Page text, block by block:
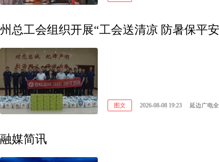
州总工会组织开展“工会送清凉 防暑保平
图文 2026-08-08 19:23 延边广电
融媒简讯